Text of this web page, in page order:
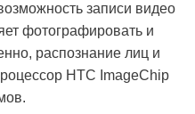
записи видео
фотографировать и
распознание лиц и
HTC ImageChip